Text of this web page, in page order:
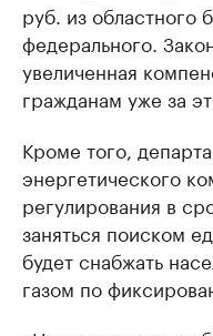
руб. из областного
федерального.
увеличенная
гражданам уже за
Кроме того,
энергетического
регулирования в
заняться поиском
будет снабжать
газом по